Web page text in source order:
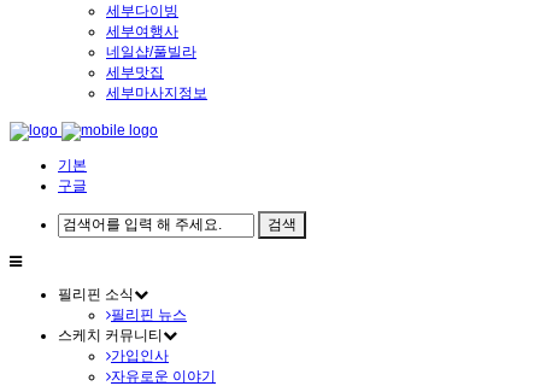
세부다이빙
세부여행사
네일샵/풀빌라
세부맛집
세부마사지정보
기본
구글
필리핀 소식
필리핀 뉴스
스케치 커뮤니티
가입인사
자유로운 이야기